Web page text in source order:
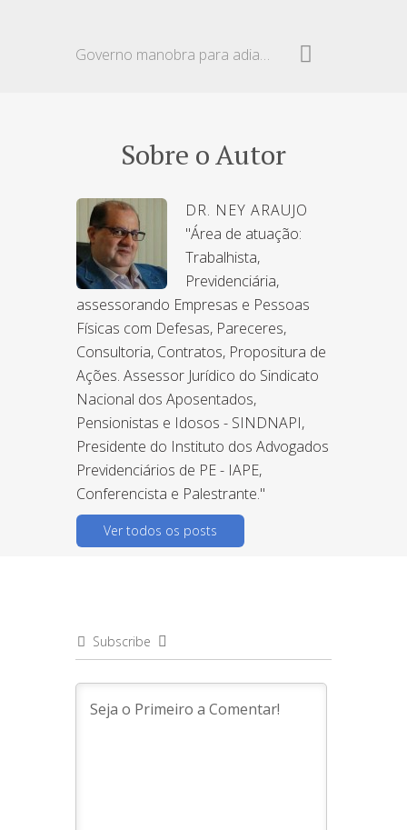
Governo manobra para adiar reajuste de aposentados
Sobre o Autor
DR. NEY ARAUJO
"Área de atuação:
Trabalhista,
Previdenciária,
assessorando Empresas e Pessoas
Físicas com Defesas, Pareceres,
Consultoria, Contratos, Propositura de
Ações. Assessor Jurídico do Sindicato
Nacional dos Aposentados,
Pensionistas e Idosos - SINDNAPI,
Presidente do Instituto dos Advogados
Previdenciários de PE - IAPE,
Conferencista e Palestrante."
Ver todos os posts
Subscribe